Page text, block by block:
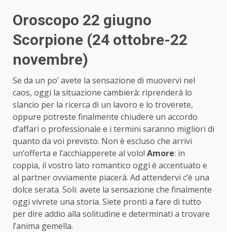
Oroscopo 22 giugno
Scorpione (24 ottobre-22
novembre)
Se da un po’ avete la sensazione di muovervi nel
caos, oggi la situazione cambierà: riprenderà lo
slancio per la ricerca di un lavoro e lo troverete,
oppure potreste finalmente chiudere un accordo
d’affari o professionale e i termini saranno migliori di
quanto da voi previsto. Non è escluso che arrivi
un’offerta e l’acchiapperete al volo! Amore: in
coppia, il vostro lato romantico oggi è accentuato e
al partner ovviamente piacerà. Ad attendervi c’è una
dolce serata. Soli: avete la sensazione che finalmente
oggi vivrete una storia. Siete pronti a fare di tutto
per dire addio alla solitudine e determinati a trovare
l’anima gemella.